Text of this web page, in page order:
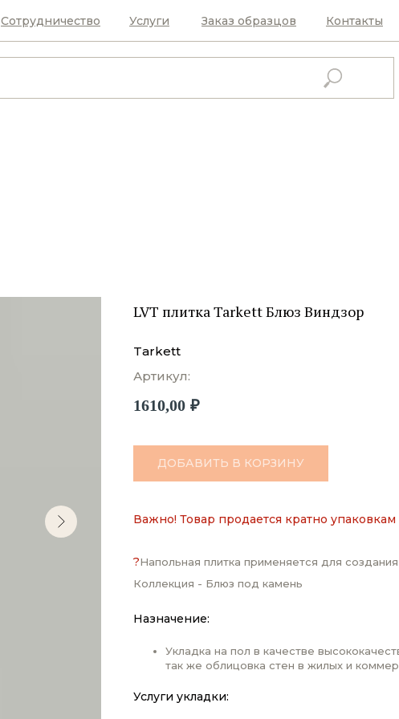
Услуги
Сотрудничество Контакты
Заказ образцов
LVT плитка Tarkett Блюз Виндзор
Tarkett
Артикул:
1610,00 ₽
ДОБАВИТЬ В КОРЗИНУ
Важно! Товар продается кратно упаковкам
?Напольная плитка применяется для
Коллекция - Блюз под камень
Назначение:
Укладка на пол в качестве
так же облицовка стен в жилых и
Услуги укладки: